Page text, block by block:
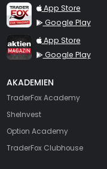
TraderFox Live Trading
App Store
Google Play
TraderFox aktien Magazin
App Store
Google Play
AKADEMIEN
TraderFox Academy
SheInvest
Option Academy
TraderFox Clubhouse